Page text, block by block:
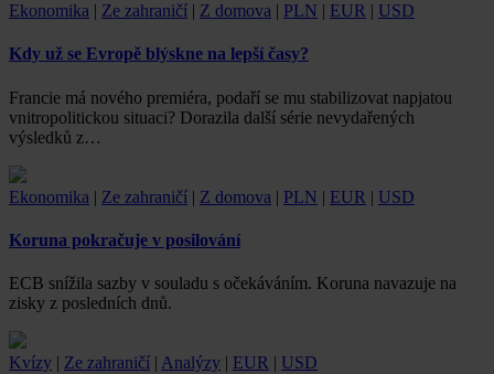
Ekonomika | Ze zahraničí | Z domova | PLN | EUR | USD
Kdy už se Evropě blýskne na lepší časy?
Francie má nového premiéra, podaří se mu stabilizovat napjatou
vnitropolitickou situaci? Dorazila další série nevydařených
výsledků z…
Ekonomika | Ze zahraničí | Z domova | PLN | EUR | USD
Koruna pokračuje v posilování
ECB snížila sazby v souladu s očekáváním. Koruna navazuje na
zisky z posledních dnů.
Kvízy | Ze zahraničí | Analýzy | EUR | USD